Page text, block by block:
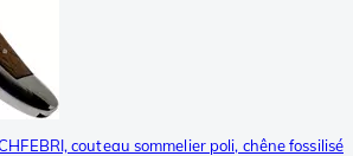
couteau sommelier poli, chêne fossilisé